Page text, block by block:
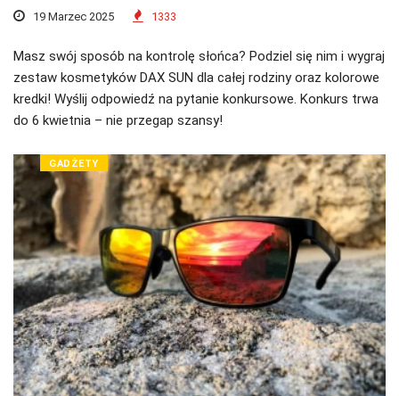
19 Marzec 2025 1333
Masz swój sposób na kontrolę słońca? Podziel się nim i wygraj
zestaw kosmetyków DAX SUN dla całej rodziny oraz kolorowe
kredki! Wyślij odpowiedź na pytanie konkursowe. Konkurs trwa
do 6 kwietnia – nie przegap szansy!
GADŻETY